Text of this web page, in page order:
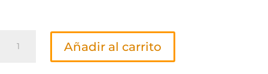
Añadir al carrito